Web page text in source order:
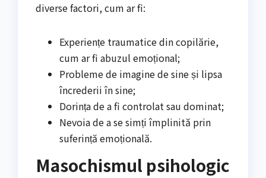
diverse factori, cum ar fi:
Experiențe traumatice din copilărie,
cum ar fi abuzul emoțional;
Probleme de imagine de sine și lipsa
încrederii în sine;
Dorința de a fi controlat sau dominat;
Nevoia de a se simți împlinită prin
suferință emoțională.
Masochismul psihologic